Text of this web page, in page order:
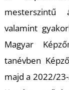
mesterszintű
valamint
Magyar
tanévben
majd a 2022/